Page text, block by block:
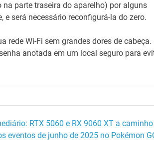
parte traseira do aparelho) por alguns
será necessário reconfigurá-la do zero.
rede Wi-Fi sem grandes dores de cabeça.
anotada em um local seguro para
RTX 5060 e RX 9060 XT a caminho
eventos de junho de 2025 no Pokémon